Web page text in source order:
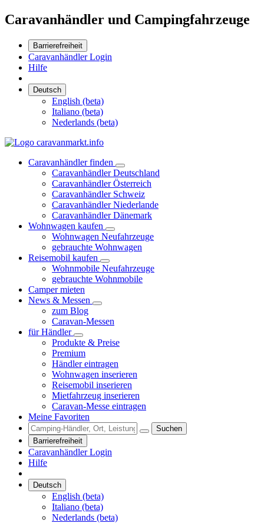
Caravanhändler und Campingfahrzeuge
Barrierefreiheit
Caravanhändler Login
Hilfe
Deutsch
English (beta)
Italiano (beta)
Nederlands (beta)
Caravanhändler finden
Caravanhändler Deutschland
Caravanhändler Österreich
Caravanhändler Schweiz
Caravanhändler Niederlande
Caravanhändler Dänemark
Wohnwagen kaufen
Wohnwagen Neufahrzeuge
gebrauchte Wohnwagen
Reisemobil kaufen
Wohnmobile Neufahrzeuge
gebrauchte Wohnmobile
Camper mieten
News & Messen
zum Blog
Caravan-Messen
für Händler
Produkte & Preise
Premium
Händler eintragen
Wohnwagen inserieren
Reisemobil inserieren
Mietfahrzeug inserieren
Caravan-Messe eintragen
Meine Favoriten
Suchen
Barrierefreiheit
Caravanhändler Login
Hilfe
Deutsch
English (beta)
Italiano (beta)
Nederlands (beta)